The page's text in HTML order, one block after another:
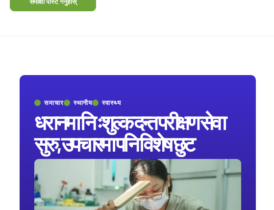
समाचार स्थानीय स्वास्थ्य
धरानमा निःशुल्क दन्त परीक्षण सेवा
सुरु, उपचारमा पनि विशेष छुट